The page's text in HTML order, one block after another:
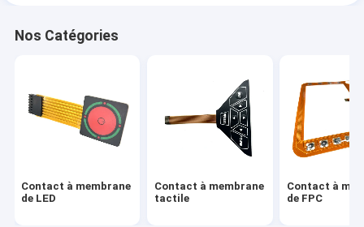
Commutateur de membrane ESD
Contact à membrane capacitif
Nos Catégories
Contact à membrane
de LED
Contact à membrane
tactile
Contact à
de FPC